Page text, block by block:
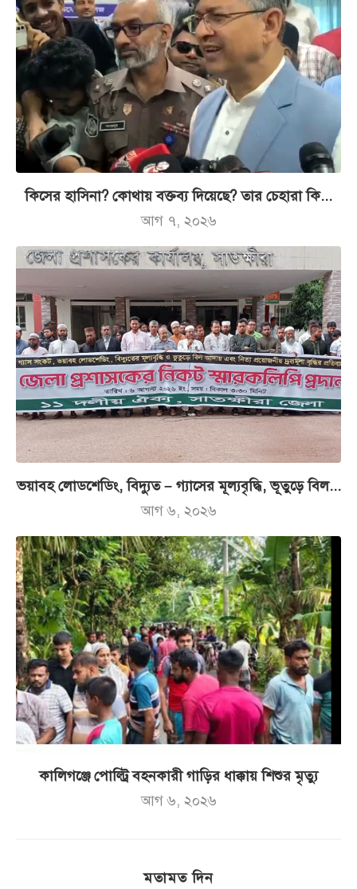
কিসের হাসিনা? কোথায় বক্তব্য দিয়েছে? তার চেহারা কি...
আগ ৭, ২০২৬
ভয়াবহ লোডশেডিং, বিদ্যুত – গ্যাসের মূল্যবৃদ্ধি, ভূতুড়ে বিল...
আগ ৬, ২০২৬
কালিগঞ্জে পোল্ট্রি বহনকারী গাড়ির ধাক্কায় শিশুর মৃত্যু
আগ ৬, ২০২৬
মতামত দিন